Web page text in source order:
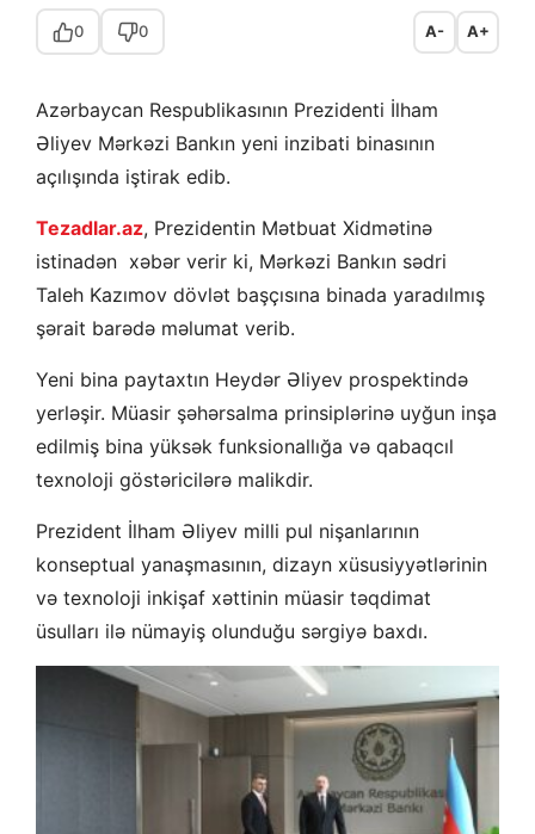
0 0 A- A+
Azərbaycan Respublikasının Prezidenti İlham
Əliyev Mərkəzi Bankın yeni inzibati binasının
açılışında iştirak edib.
Tezadlar.az, Prezidentin Mətbuat Xidmətinə
istinadən xəbər verir ki, Mərkəzi Bankın sədri
Taleh Kazımov dövlət başçısına binada yaradılmış
şərait barədə məlumat verib.
Yeni bina paytaxtın Heydər Əliyev prospektində
yerləşir. Müasir şəhərsalma prinsiplərinə uyğun inşa
edilmiş bina yüksək funksionallığa və qabaqcıl
texnoloji göstəricilərə malikdir.
Prezident İlham Əliyev milli pul nişanlarının
konseptual yanaşmasının, dizayn xüsusiyyətlərinin
və texnoloji inkişaf xəttinin müasir təqdimat
üsulları ilə nümayiş olunduğu sərgiyə baxdı.